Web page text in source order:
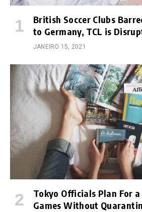
British Soccer Clubs
to Germany, TCL is
JANEIRO 15, 2021
Tokyo Officials Plan For
Games Without